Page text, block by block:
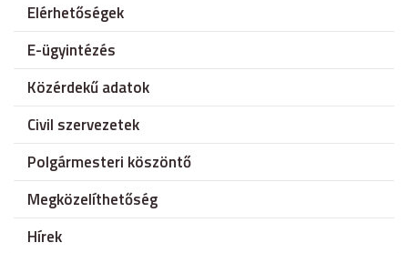
Elérhetőségek
E-ügyintézés
Közérdekű adatok
Civil szervezetek
Polgármesteri köszöntő
Megközelíthetőség
Hírek